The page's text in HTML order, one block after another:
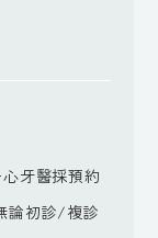
牙醫採預約
論初診/複診